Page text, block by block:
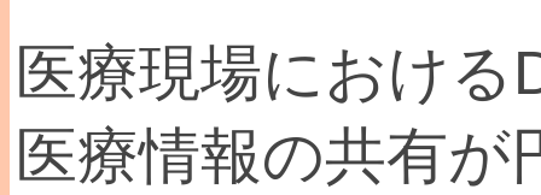
医療現場におけ
医療情報の共有